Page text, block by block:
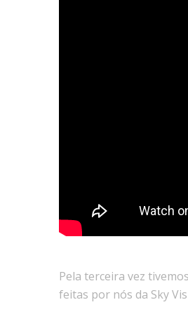
Pela terceira vez
feitas por nós da Sky